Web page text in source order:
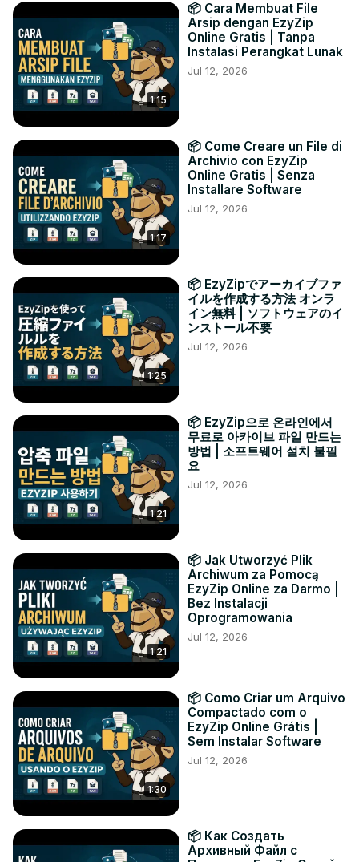
1:15
📦 Cara Membuat File
Arsip dengan EzyZip
Online Gratis | Tanpa
Instalasi Perangkat Lunak
Jul 12, 2026
1:17
📦 Come Creare un File di
Archivio con EzyZip
Online Gratis | Senza
Installare Software
Jul 12, 2026
1:25
📦 EzyZipでアーカイブファ
イルを作成する方法 オンラ
イン無料 | ソフトウェアのイ
ンストール不要
Jul 12, 2026
1:21
📦 EzyZip으로 온라인에서
무료로 아카이브 파일 만드는
방법 | 소프트웨어 설치 불필
요
Jul 12, 2026
1:21
📦 Jak Utworzyć Plik
Archiwum za Pomocą
EzyZip Online za Darmo |
Bez Instalacji
Oprogramowania
Jul 12, 2026
1:30
📦 Como Criar um Arquivo
Compactado com o
EzyZip Online Grátis |
Sem Instalar Software
Jul 12, 2026
📦 Как Создать
Архивный Файл с